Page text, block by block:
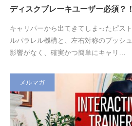
ディスクブレーキユーザー必須？
キャリパーから出てきてしまったピス
ルパラレル機構と、左右対称のプッシ
影響がなく、確実かつ簡単にキャリ…
メルマガ